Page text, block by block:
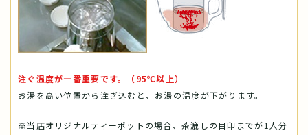
注ぐ温度が一番重要です。（95℃以上）
お湯を高い位置から注ぎ込むと、お湯の温度が下がります。
※当店オリジナルティーポットの場合、茶漉しの目印までが1人分